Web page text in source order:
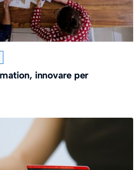
innovare per